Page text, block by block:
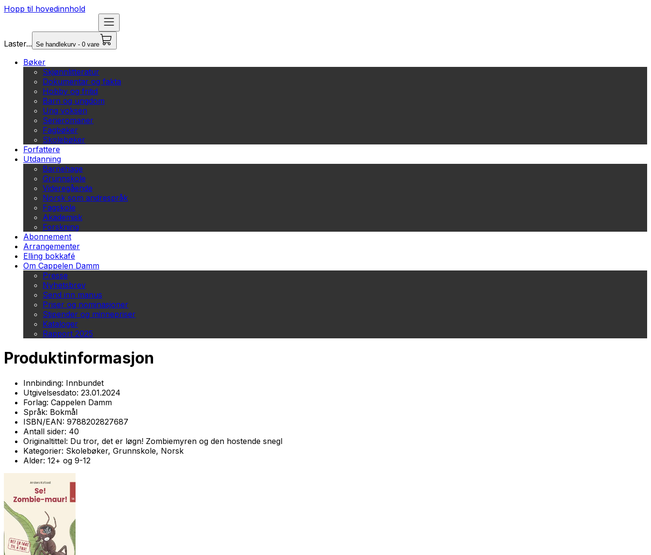
Hopp til hovedinnhold
Laster... Se handlekurv - 0 vare
Bøker
Skjønnlitteratur
Dokumentar og fakta
Hobby og fritid
Barn og ungdom
Ung voksen
Serieromaner
Fagbøker
Skolebøker
Forfattere
Utdanning
Barnehage
Grunnskole
Videregående
Norsk som andrespråk
Fagskole
Akademisk
Forskning
Abonnement
Arrangementer
Elling bokkafé
Om Cappelen Damm
Presse
Nyhetsbrev
Send inn manus
Priser og nominasjoner
Stipender og minnepriser
Kataloger
Rapport 2025
Produktinformasjon
Innbinding: Innbundet
Utgivelsesdato: 23.01.2024
Forlag: Cappelen Damm
Språk: Bokmål
ISBN/EAN: 9788202827687
Antall sider: 40
Originaltittel: Du tror, det er løgn! Zombiemyren og den hostende snegl
Kategorier: Skolebøker, Grunnskole, Norsk
Alder: 12+ og 9-12